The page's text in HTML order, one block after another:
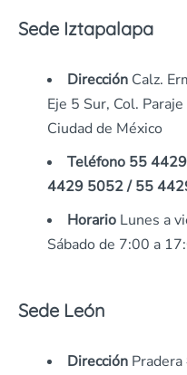
Sede Iztapalapa
Dirección Calz.
Eje 5 Sur, Col.
Ciudad de México
Teléfono 55
4429 5052 / 55
Horario Lunes a
Sábado de 7:00 a
Sede León
Dirección